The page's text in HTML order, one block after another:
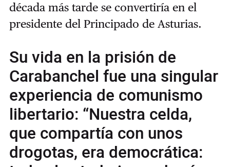
década más tarde se convertiría en el
presidente del Principado de Asturias.
Su vida en la prisión de
Carabanchel fue una singular
experiencia de comunismo
libertario: “Nuestra celda,
que compartía con unos
drogotas, era democrática: